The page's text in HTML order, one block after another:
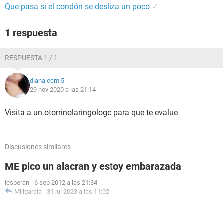
Que pasa si el condón se desliza un poco ✓
1 respuesta
RESPUESTA 1 / 1
diana.ccm.5
29 nov 2020 a las 21:14
Visita a un otorrinolaringologo para que te evalue
Discusiones similares
ME pico un alacran y estoy embarazada
lesperan - 6 sep 2012 a las 21:34
Miligarcia - 31 jul 2023 a las 11:02